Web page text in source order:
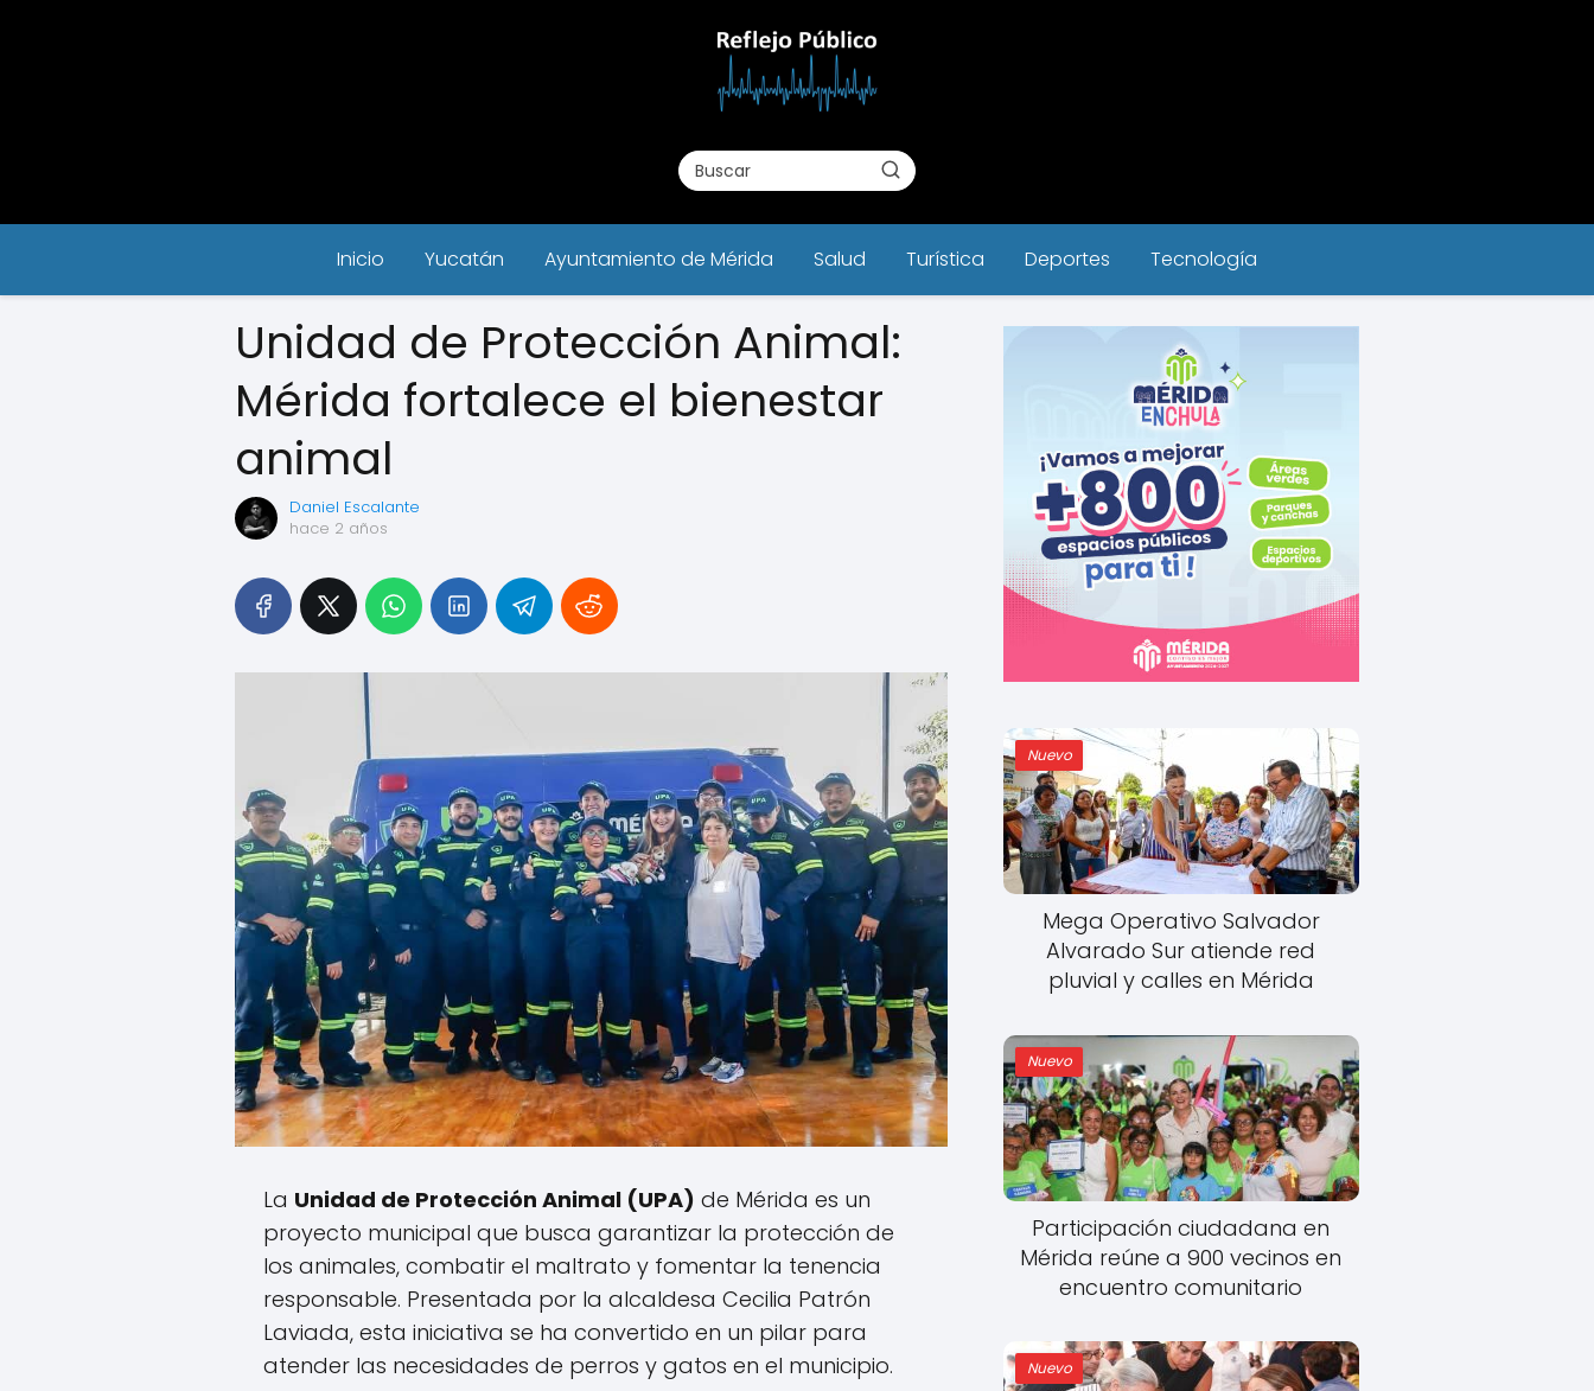
Inicio Yucatán Ayuntamiento de Mérida Salud Turística Deportes Tecnología
Unidad de Protección Animal:
Mérida fortalece el bienestar
animal
Daniel Escalante
hace 2 años
La Unidad de Protección Animal (UPA) de Mérida es un
proyecto municipal que busca garantizar la protección de
los animales, combatir el maltrato y fomentar la tenencia
responsable. Presentada por la alcaldesa Cecilia Patrón
Laviada, esta iniciativa se ha convertido en un pilar para
atender las necesidades de perros y gatos en el municipio.
Nuevo
Mega Operativo Salvador
Alvarado Sur atiende red
pluvial y calles en Mérida
Nuevo
Participación ciudadana en
Mérida reúne a 900 vecinos en
encuentro comunitario
Nuevo